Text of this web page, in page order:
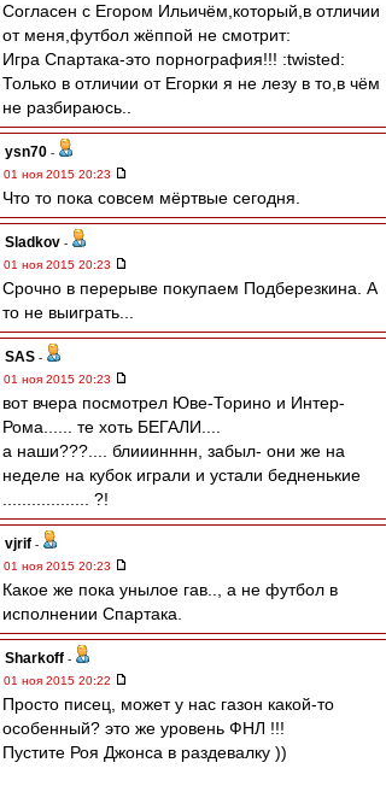
Согласен с Егором Ильичём,который,в отличии
от меня,футбол жёппой не смотрит:
Игра Спартака-это порнография!!! :twisted:
Только в отличии от Егорки я не лезу в то,в чём
не разбираюсь..
ysn70 -
01 ноя 2015 20:23
Что то пока совсем мёртвые сегодня.
Sladkov -
01 ноя 2015 20:23
Срочно в перерыве покупаем Подберезкина. А
то не выиграть...
SAS -
01 ноя 2015 20:23
вот вчера посмотрел Юве-Торино и Интер-
Рома...... те хоть БЕГАЛИ....
а наши???.... блииинннн, забыл- они же на
неделе на кубок играли и устали бедненькие
.................. ?!
vjrif -
01 ноя 2015 20:23
Какое же пока унылое гав.., а не футбол в
исполнении Спартака.
Sharkoff -
01 ноя 2015 20:22
Просто писец, может у нас газон какой-то
особенный? это же уровень ФНЛ !!!
Пустите Роя Джонса в раздевалку ))